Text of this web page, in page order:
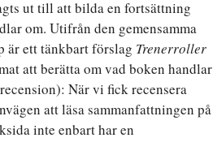
ut till att bilda en fortsättning
om. Utifrån den gemensamma
är ett tänkbart förslag Trenerroller
att berätta om vad boken handlar
När vi fick recensera
att läsa sammanfattningen på
inte enbart har en